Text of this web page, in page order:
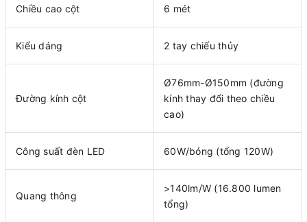
Chiều cao cột 6 mét
Kiểu dáng 2 tay chiếu thủy
Đường kính cột
Ø76mm-Ø150mm (đường
kính thay đổi theo chiều
cao)
Công suất đèn LED 60W/bóng (tổng 120W)
Quang thông
>140lm/W (16.800 lumen
tổng)